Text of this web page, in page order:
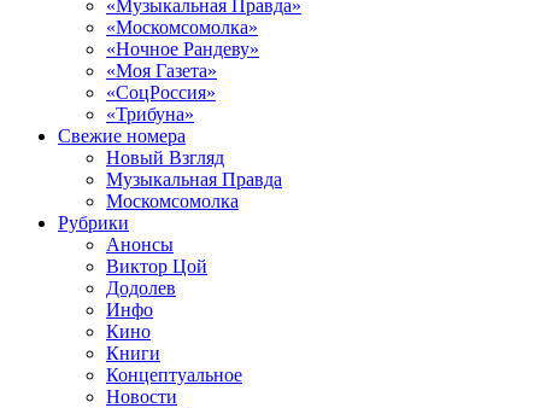
«Музыкальная Правда»
«Москомсомолка»
«Ночное Рандеву»
«Моя Газета»
«СоцРоссия»
«Трибуна»
Свежие номера
Новый Взгляд
Музыкальная Правда
Москомсомолка
Рубрики
Анонсы
Виктор Цой
Додолев
Инфо
Кино
Книги
Концептуальное
Новости